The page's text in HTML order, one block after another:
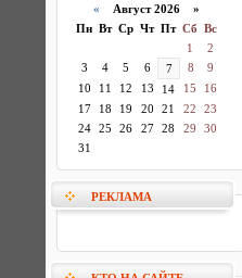
« Август 2026 »
Пн Вт Ср Чт Пт Сб Вс
1
2
3
4 5 6 7 8
9
10
11 12 13 14 15
16
17
18 19 20 21 22
23
24
25 26 27 28 29
30
31
РЕКЛАМА